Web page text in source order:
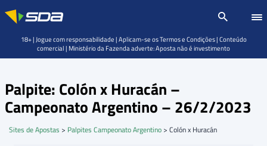
Palpite: Colón x Huracán –
Campeonato Argentino – 26/2/2023
Sites de Apostas > Palpites Campeonato Argentino > Colón x Huracán
18+ | Jogue com responsabilidade | Aplicam-se os Termos e Condições | Conteúdo
comercial | Ministério da Fazenda adverte: Aposta não é investimento